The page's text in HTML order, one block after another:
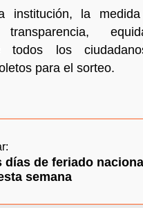
institución, la
todos los
para el sorteo.
días de feriado
semana